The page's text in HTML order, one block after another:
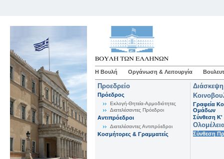
Η Βουλή Οργάνωση & Λειτουργία
Προεδρείο
Πρόεδρος
Εκλογή-Θητεία-Αρμοδιότητες
Διατελέσαντες Πρόεδροι
Αντιπρόεδροι
Διατελέσαντες Αντιπρόεδροι
Κοσμήτορες & Γραμματείς
Γραφεία
Ομάδων
Σύνθεση K'
Σύνθεση